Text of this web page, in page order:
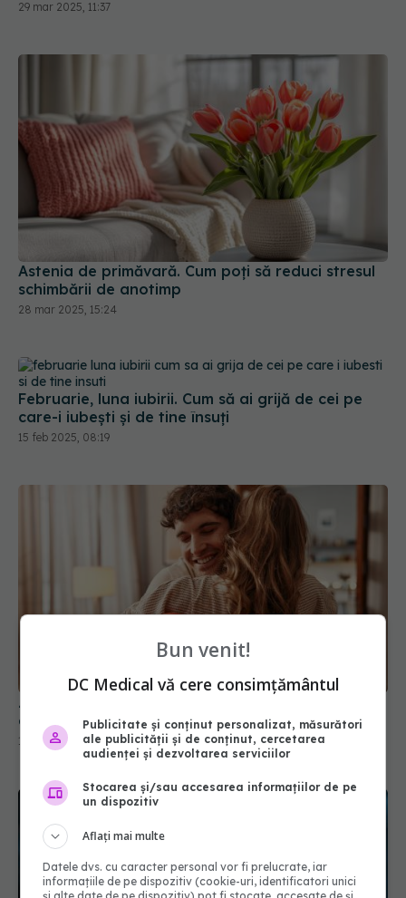
29 mar 2025, 11:37
Astenia de primăvară. Cum poți să reduci stresul
schimbării de anotimp
28 mar 2025, 15:24
Februarie, luna iubirii. Cum să ai grijă de cei pe
care-i iubești și de tine însuți
15 feb 2025, 08:19
Ziua Îndrăgostiților - de unde vine sărbătoarea și
care sunt cele mai inspirate cadouri
15 feb 2025, 08:13
Bun venit!
DC Medical vă cere consimțământul
Publicitate și conținut personalizat, măsurători
ale publicității și de conținut, cercetarea
audienței și dezvoltarea serviciilor
Stocarea și/sau accesarea informațiilor de pe
un dispozitiv
Aflați mai multe
Datele dvs. cu caracter personal vor fi prelucrate, iar
informațiile de pe dispozitiv (cookie-uri, identificatori unici